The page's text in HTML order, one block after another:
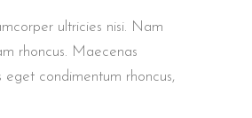
ultricies nisi. Nam
rhoncus. Maecenas
eget condimentum rhoncus,